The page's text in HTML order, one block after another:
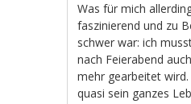
Was für mich
faszinierend und zu
schwer war: ich
nach Feierabend
mehr gearbeitet
quasi sein ganzes